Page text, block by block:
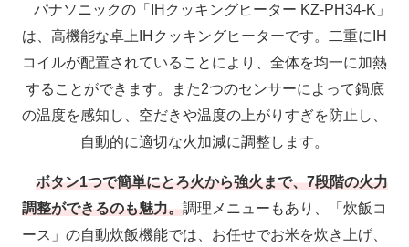
パナソニックの「IHクッキングヒーター KZ-PH34-K」
は、高機能な卓上IHクッキングヒーターです。二重にIH
コイルが配置されていることにより、全体を均一に加熱
することができます。また2つのセンサーによって鍋底
の温度を感知し、空だきや温度の上がりすぎを防止し、
自動的に適切な火加減に調整します。
ボタン1つで簡単にとろ火から強火まで、7段階の火力
調整ができるのも魅力。調理メニューもあり、「炊飯コ
ース」の自動炊飯機能では、お任せでお米を炊き上げ、